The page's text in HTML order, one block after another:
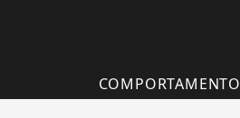
COMPORTAMENTO